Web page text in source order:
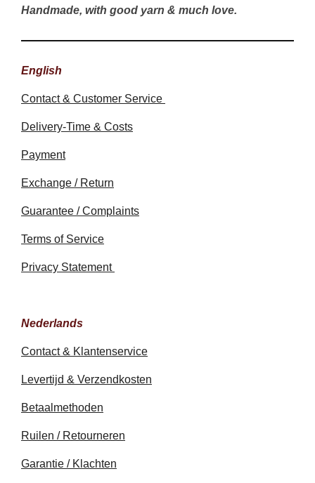
Handmade, with good yarn & much love.
English
Contact & Customer Service
Delivery-Time & Costs
Payment
Exchange / Return
Guarantee / Complaints
Terms of Service
Privacy Statement
Nederlands
Contact & Klantenservice
Levertijd & Verzendkosten
Betaalmethoden
Ruilen / Retourneren
Garantie / Klachten